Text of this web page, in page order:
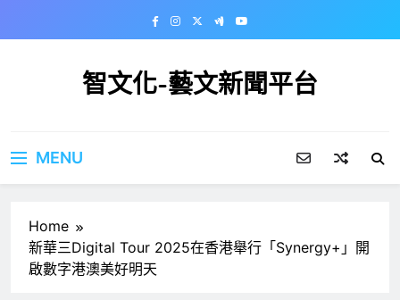
智文化-藝文新聞平台
MENU
Home
新華三Digital Tour 2025在香港舉行「Synergy+」開
啟數字港澳美好明天